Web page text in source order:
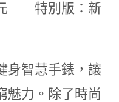
元 特別版：新
身智慧手錶，讓
魅力。除了時尚